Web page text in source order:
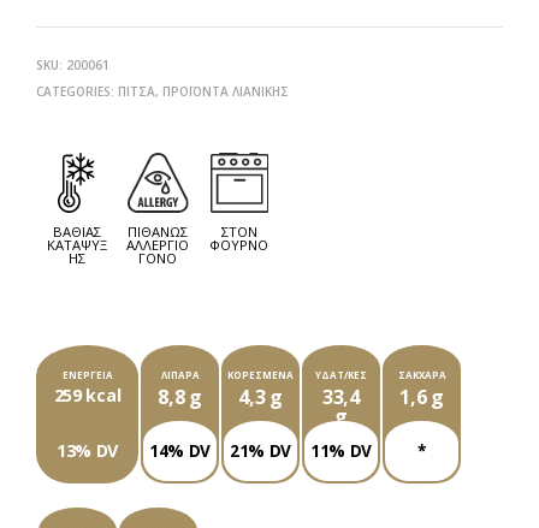
SKU: 200061
CATEGORIES: ΠΊΤΣΑ, ΠΡΟΪΌΝΤΑ ΛΙΑΝΙΚΉΣ
ΒΑΘΙΆΣ
ΚΑΤΆΨΥΞ
ΗΣ
ΠΙΘΑΝΏΣ
ΑΛΛΕΡΓΙΟ
ΓΌΝΟ
ΣΤΟΝ
ΦΟΎΡΝΟ
ΕΝΈΡΓΕΙΑ
259 kcal
13% DV
ΛΙΠΑΡΆ
8,8 g
14% DV
ΚΟΡΕΣΜΈΝΑ
4,3 g
21% DV
ΥΔΑΤ/ΚΕΣ
33,4
g
11% DV
ΣΆΚΧΑΡΑ
1,6 g
*